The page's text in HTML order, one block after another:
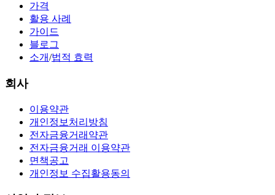
가격
활용 사례
가이드
블로그
소개/법적 효력
회사
이용약관
개인정보처리방침
전자금융거래약관
전자금융거래 이용약관
면책공고
개인정보 수집활용동의